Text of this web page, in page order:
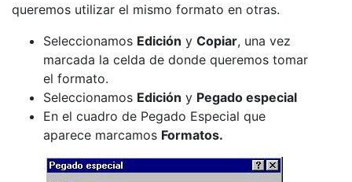
queremos utilizar el mismo formato en otras.
Seleccionamos Edición y Copiar, una vez
marcada la celda de donde queremos tomar
el formato.
Seleccionamos Edición y Pegado especial
En el cuadro de Pegado Especial que
aparece marcamos Formatos.